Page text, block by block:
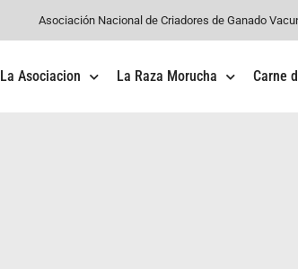
Asociación Nacional de Criadores de Ganado
La Asociacion La Raza Morucha Carne